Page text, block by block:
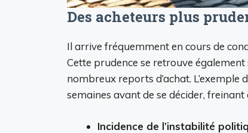
Des acheteurs plus
Il arrive fréquemment en cours de
Cette prudence se retrouve
nombreux reports d’achat.
semaines avant de se décider, freinant
Incidence de l’instabilité